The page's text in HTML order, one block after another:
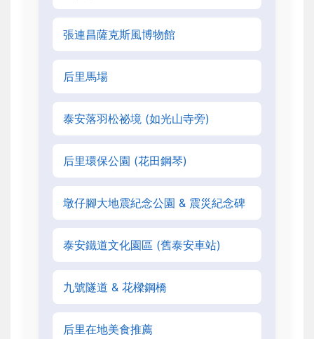
張連昌薩克斯風博物館
后里馬場
泰安落羽松祕境 (如光山寺旁)
后里環保公園 (花田鋼琴)
墩仔腳大地震紀念公園 & 震災紀念碑
泰安鐵道文化園區 (舊泰安車站)
九號隧道 & 花樑鋼橋
后里在地美食推薦